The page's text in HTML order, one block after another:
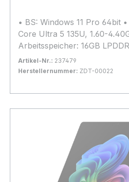
• BS: Windows 11 Pro 64bit
Core Ultra 5 135U, 1.60-
Arbeitsspeicher: 16GB
Graphics (iGPU) • Kapazität:
(NVMe) • Display: 13",
Thunderbolt 4 • Webcam: 5
6E, Bluetooth 5.3, NFC
Artikel-Nr.: 237479
Herstellernummer: ZDT-00022
In den Warenkorb